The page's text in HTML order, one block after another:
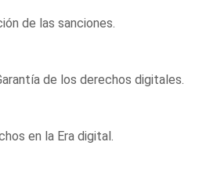
de las sanciones.
de los derechos digitales.
en la Era digital.